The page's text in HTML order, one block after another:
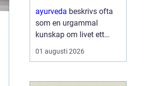
ayurveda beskrivs ofta
som en urgammal
kunskap om livet ett
praktiskt system för
hälsa som förenar kropp,
stället för att enbart
01 augusti 2026